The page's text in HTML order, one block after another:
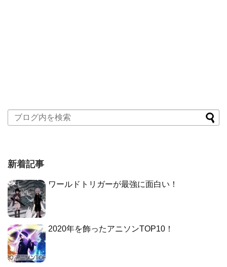
新着記事
ワールドトリガーが最強に面白い！
2020年を飾ったアニソンTOP10！